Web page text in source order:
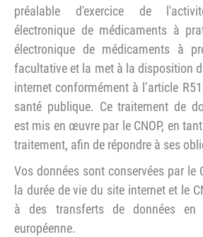
préalable d'exercice de
électronique de médicaments à
électronique de médicaments à
facultative et la met à la disposition
internet conformément à l’article
santé publique. Ce traitement de
est mis en œuvre par le CNOP, en
traitement, afin de répondre à ses
Vos données sont conservées par le
la durée de vie du site internet et le
à des transferts de données en
européenne.